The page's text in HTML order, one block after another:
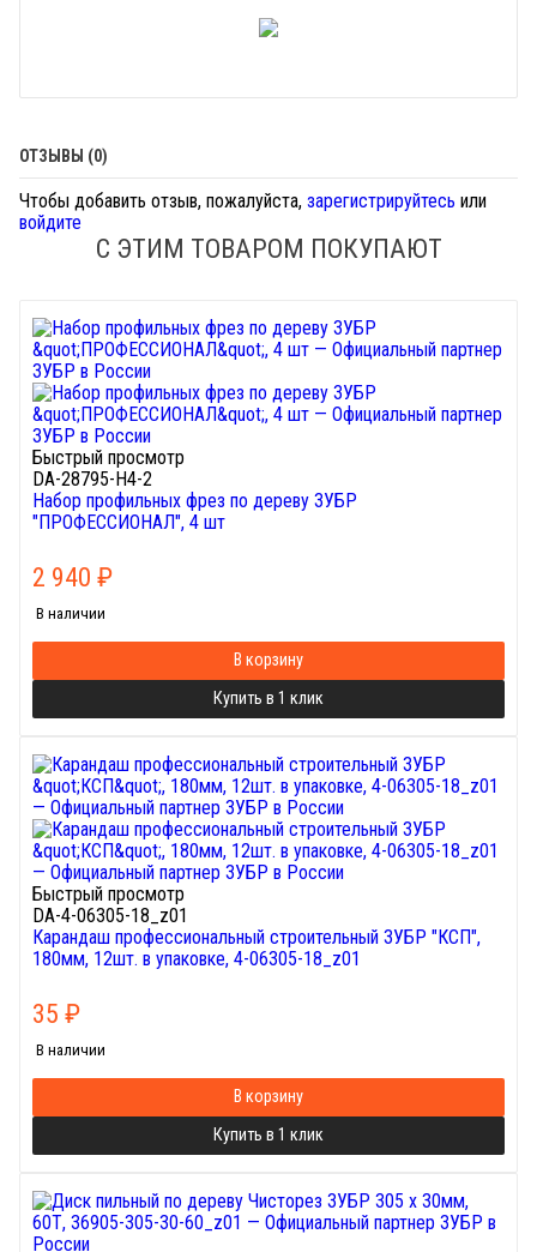
ОТЗЫВЫ (0)
Чтобы добавить отзыв, пожалуйста, зарегистрируйтесь или
войдите
С ЭТИМ ТОВАРОМ ПОКУПАЮТ
Быстрый просмотр
DA-28795-H4-2
Набор профильных фрез по дереву ЗУБР
"ПРОФЕССИОНАЛ", 4 шт
2 940 ₽
В наличии
В корзину
Купить в 1 клик
Быстрый просмотр
DA-4-06305-18_z01
Карандаш профессиональный строительный ЗУБР "КСП",
180мм, 12шт. в упаковке, 4-06305-18_z01
35 ₽
В наличии
В корзину
Купить в 1 клик